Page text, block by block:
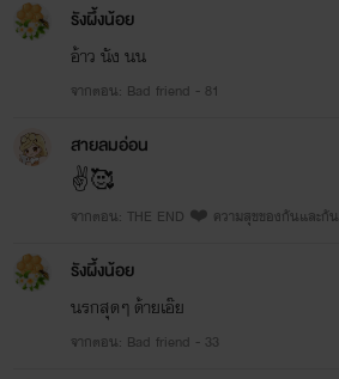
รังผึ้งน้อย
อ้าว​ นัง​ นน​
จากตอน: Bad friend - 81
สายลมอ่อน
✌️🥰
จากตอน: THE END ❤️ ความสุขของกันและกัน
รังผึ้งน้อย
นรกสุดๆ​ ด้ายเอ๊ย
จากตอน: Bad friend - 33